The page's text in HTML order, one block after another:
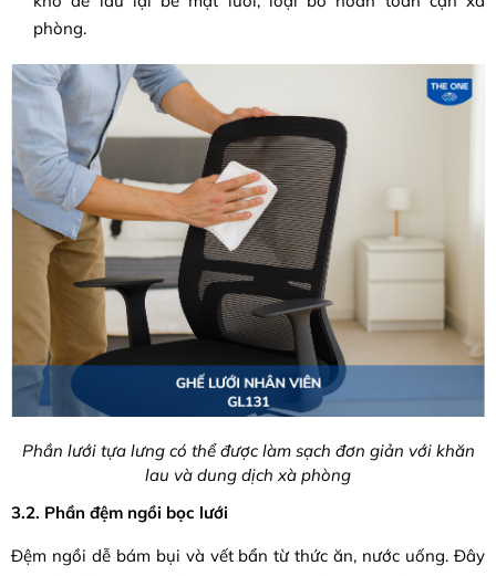
phòng.
Phần lưới tựa lưng có thể được làm sạch đơn giản với khăn
lau và dung dịch xà phòng
3.2. Phần đệm ngồi bọc lưới
Đệm ngồi dễ bám bụi và vết bẩn từ thức ăn, nước uống. Đây